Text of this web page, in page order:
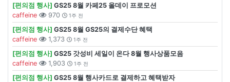
[편의점 행사] GS25 8월 카페25 올데이 프로모션
caffeine
970 1주 전
[편의점 행사] GS25 8월 GS25의 결제수단 혜택
caffeine
1,373 1주 전
[편의점 행사] GS25 갓성비 세일이 온다 8월 행사상품모음
caffeine
1,903 1주 전
[편의점 행사] GS25 8월 행사카드로 결제하고 혜택받자